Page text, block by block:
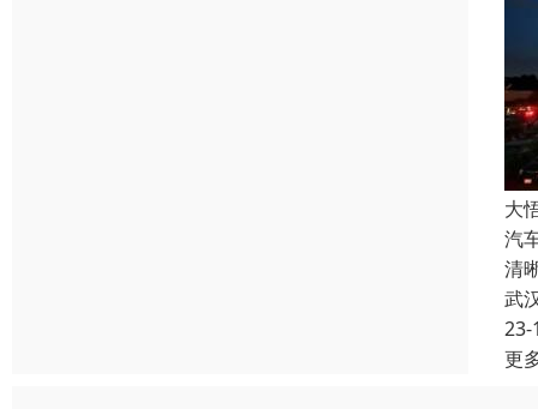
大
汽
清
武
23-
更